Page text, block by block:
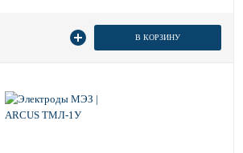
В КОРЗИНУ